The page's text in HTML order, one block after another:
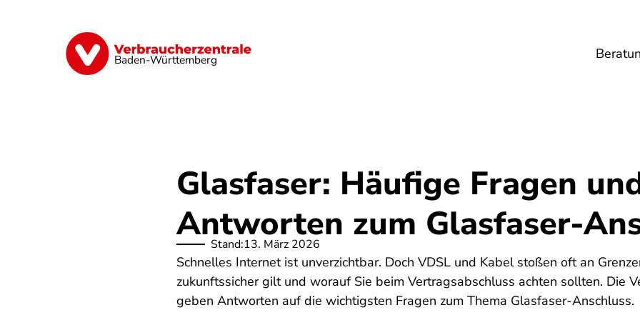
Baden-Württemberg
Geld & Versicherungen Digitales
Glasfaser: Häufige Fragen
Antworten zum Glasfaser-
Stand:13. März 2026
Schnelles Internet ist unverzichtbar. Doch VDSL und Kabel stoßen oft an
zukunftssicher gilt und worauf Sie beim Vertragsabschluss achten sollten. Die
geben Antworten auf die wichtigsten Fragen zum Thema Glasfaser-Anschluss.